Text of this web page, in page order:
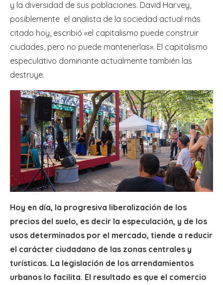
y la diversidad de sus poblaciones. David Harvey,
posiblemente el analista de la sociedad actual más
citado hoy, escribió «el capitalismo puede construir
ciudades, pero no puede mantenerlas». El capitalismo
especulativo dominante actualmente también las
destruye.
Hoy en día, la progresiva liberalización de los
precios del suelo, es decir la especulación, y de los
usos determinados por el mercado, tiende a reducir
el carácter ciudadano de las zonas centrales y
turísticas. La legislación de los arrendamientos
urbanos lo facilita. El resultado es que el comercio